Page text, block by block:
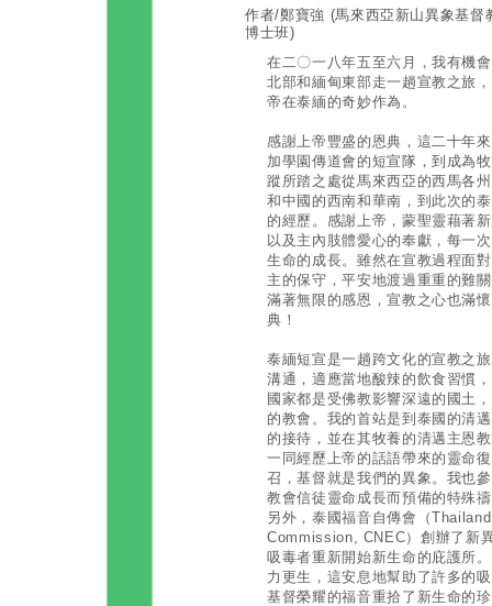
作者/鄭寶強 (馬來西亞新山異象基督
博士班)
在二〇一八年五至六月，我有機
北部和緬甸東部走一趟宣教之旅
帝在泰緬的奇妙作為。
感謝上帝豐盛的恩典，這二十年
加學園傳道會的短宣隊，到成為
蹤所踏之處從馬來西亞的西馬各
和中國的西南和華南，到此次的
的經歷。感謝上帝，蒙聖靈藉著
以及主內肢體愛心的奉獻，每一
生命的成長。雖然在宣教過程面
主的保守，平安地渡過重重的難
滿著無限的感恩，宣教之心也滿
典！
泰緬短宣是一趟跨文化的宣教之
溝通，適應當地酸辣的飲食習慣
國家都是受佛教影響深遠的國土
的教會。我的首站是到泰國的清
的接待，並在其牧養的清邁主恩
一同經歷上帝的話語帶來的靈命
召，基督就是我們的異象。我也
教會信徒靈命成長而預備的特殊
另外，泰國福音自傳會（
Commission, CNEC）創辦了新
吸毒者重新開始新生命的庇護所
力更生，這安息地幫助了許多的
基督榮耀的福音重拾了新生命的